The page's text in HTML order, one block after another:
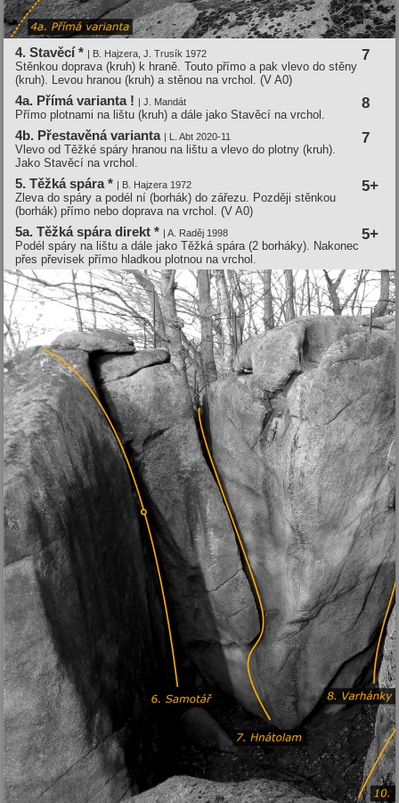
4. Stavěcí­ * | B. Hajzera, J. Trusí­k 1972 7
Stěnkou doprava (kruh) k hraně. Touto přímo a pak vlevo do stěny
(kruh). Levou hranou (kruh) a stěnou na vrchol. (V A0)
4a. Pří­má varianta ! | J. Mandát 8
Přímo plotnami na lištu (kruh) a dále jako Stavěcí na vrchol.
4b. Přestavěná varianta | L. Abt 2020-11 7
Vlevo od Těžké spáry hranou na lištu a vlevo do plotny (kruh).
Jako Stavěcí na vrchol.
5. Těžká spára * | B. Hajzera 1972 5+
Zleva do spáry a podél ní (borhák) do zářezu. Později stěnkou
(borhák) přímo nebo doprava na vrchol. (V A0)
5a. Těžká spára direkt * | A. Raděj 1998 5+
Podél spáry na lištu a dále jako Těžká spára (2 borháky). Nakonec
přes převisek přímo hladkou plotnou na vrchol.